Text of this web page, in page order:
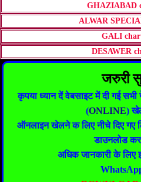
GHAZIABAD
ALWAR
GALI
DESAWER
जरुरी
कृपया ध्यान दें वेबसाइट में दी गई
(ONLINE)
ऑनलाइन खेलने क लिए नीचे दिए गए
डाउनलोड
अधिक जानकारी के लिए